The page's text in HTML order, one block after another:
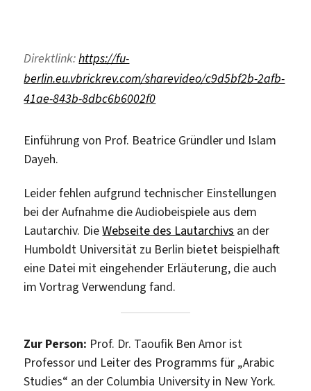
Direktlink:https://fu-
berlin.eu.vbrickrev.com/sharevideo/c9d5bf2b-2afb-
41ae-843b-8dbc6b6002f0
Einführung von Prof. Beatrice Gründler und Islam
Dayeh.
Leider fehlen aufgrund technischer Einstellungen
bei der Aufnahme die Audiobeispiele aus dem
Lautarchiv. DieWebseite des Lautarchivs an der
Humboldt Universität zu Berlin bietet beispielhaft
eine Datei mit eingehender Erläuterung, die auch
im Vortrag Verwendung fand.
Zur Person: Prof. Dr. Taoufik Ben Amor ist
Professor und Leiter des Programms für „Arabic
Studies“ an der Columbia University in New York.